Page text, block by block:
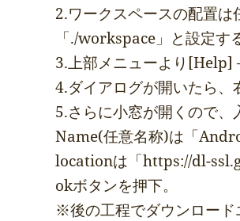
2.ワークスペースの配置は
「./workspace」と設定す
3.上部メニューより[Help]
4.ダイアログが開いたら、
5.さらに小窓が開くので、
Name(任意名称)は「
locationは「https://dl-
okボタンを押下。
※後の工程でダウンロード